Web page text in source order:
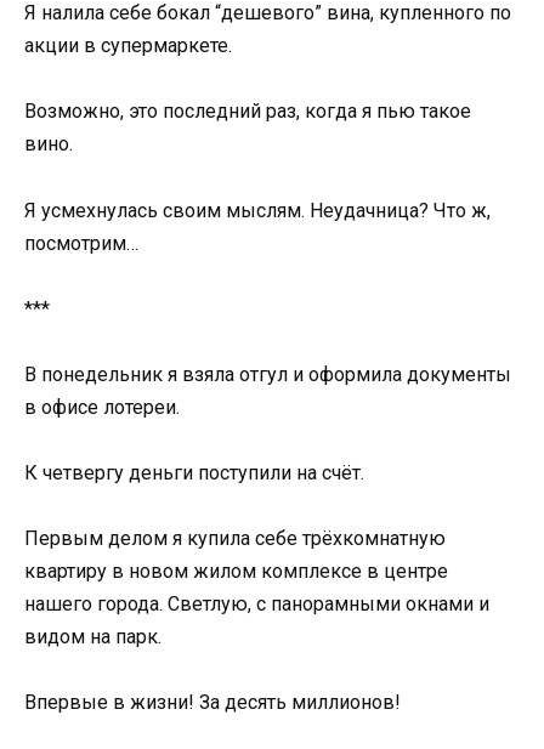
Я налила себе бокал “дешевого” вина, купленного по
акции в супермаркете.
Возможно, это последний раз, когда я пью такое
вино.
Я усмехнулась своим мыслям. Неудачница? Что ж,
посмотрим…
***
В понедельник я взяла отгул и оформила документы
в офисе лотереи.
К четвергу деньги поступили на счёт.
Первым делом я купила себе трёхкомнатную
квартиру в новом жилом комплексе в центре
нашего города. Светлую, с панорамными окнами и
видом на парк.
Впервые в жизни! За десять миллионов!